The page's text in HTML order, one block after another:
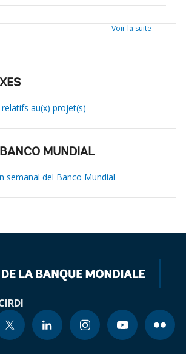
Voir la suite
au(x) projet(s)
MUNDIAL
semanal del Banco Mundial